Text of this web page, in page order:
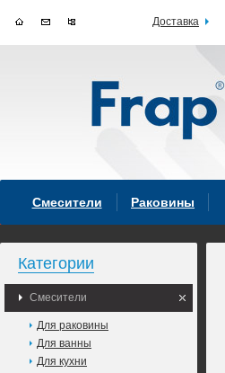
Смесители Раковины
Категории
Смесители
Для раковины
Для ванны
Для кухни
Доставка